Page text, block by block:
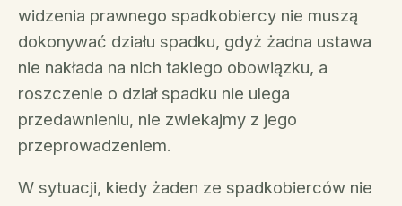
widzenia prawnego spadkobiercy nie muszą
dokonywać działu spadku, gdyż żadna ustawa
nie nakłada na nich takiego obowiązku, a
roszczenie o dział spadku nie ulega
przedawnieniu, nie zwlekajmy z jego
przeprowadzeniem.
W sytuacji, kiedy żaden ze spadkobierców nie